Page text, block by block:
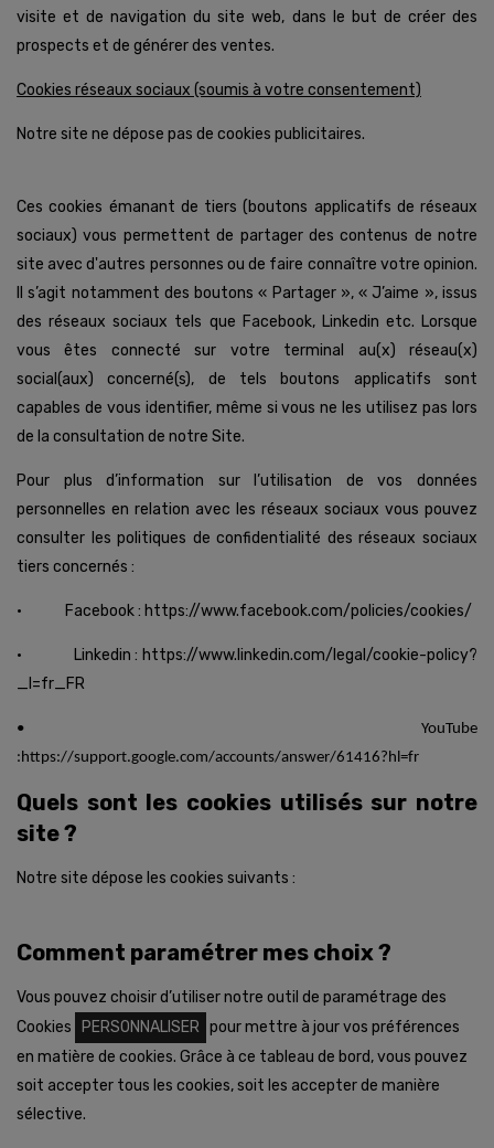
visite et de navigation du site web, dans le but de créer des
prospects et de générer des ventes.
Cookies réseaux sociaux (soumis à votre consentement)
Notre site ne dépose pas de cookies publicitaires.
Ces cookies émanant de tiers (boutons applicatifs de réseaux
sociaux) vous permettent de partager des contenus de notre
site avec d'autres personnes ou de faire connaître votre opinion.
Il s’agit notamment des boutons « Partager », « J’aime », issus
des réseaux sociaux tels que Facebook, Linkedin etc. Lorsque
vous êtes connecté sur votre terminal au(x) réseau(x)
social(aux) concerné(s), de tels boutons applicatifs sont
capables de vous identifier, même si vous ne les utilisez pas lors
de la consultation de notre Site.
Pour plus d’information sur l’utilisation de vos données
personnelles en relation avec les réseaux sociaux vous pouvez
consulter les politiques de confidentialité des réseaux sociaux
tiers concernés :
• Facebook : https://www.facebook.com/policies/cookies/
• Linkedin : https://www.linkedin.com/legal/cookie-policy?
_l=fr_FR
• YouTube
:https://support.google.com/accounts/answer/61416?hl=fr
Quels sont les cookies utilisés sur notre
site ?
Notre site dépose les cookies suivants :
Comment paramétrer mes choix ?
Vous pouvez choisir d’utiliser notre outil de paramétrage des
Cookies
PERSONNALISER pour mettre à jour vos préférences
en matière de cookies. Grâce à ce tableau de bord, vous pouvez
soit accepter tous les cookies, soit les accepter de manière
sélective.